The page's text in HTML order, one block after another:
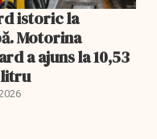
istoric la
Motorina
a ajuns la 10,53